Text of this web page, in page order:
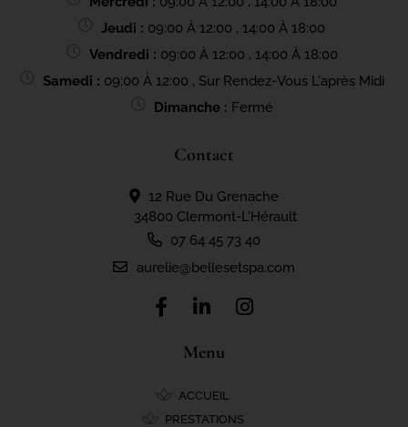
Jeudi : 09:00 À 12:00 , 14:00 À 18:00
Vendredi : 09:00 À 12:00 , 14:00 À 18:00
Samedi : 09:00 À 12:00 , Sur Rendez-Vous L'après Midi
Dimanche : Fermé
Contact
12 Rue Du Grenache
34800 Clermont-L'Hérault
07 64 45 73 40
aurelie@bellesetspa.com
Menu
ACCUEIL
PRESTATIONS